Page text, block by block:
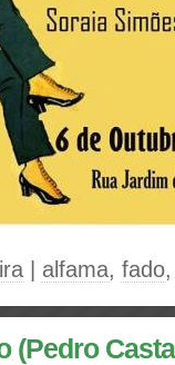
alfama, fado
(Pedro